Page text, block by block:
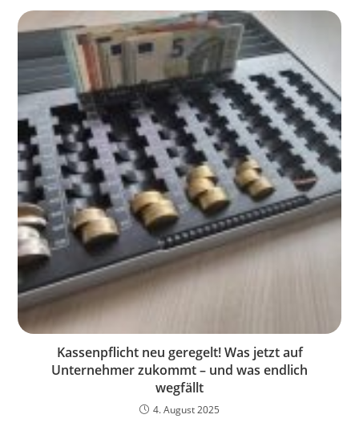
Kassenpflicht neu geregelt! Was jetzt auf
Unternehmer zukommt – und was endlich
wegfällt
4. August 2025